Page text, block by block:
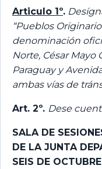
Articulo 1º.
“Pueblos
denominación
Norte, César Mayo
Paraguay y
ambas vías de
Art. 2º. Dese
SALA DE
DE LA JUNTA
SEIS DE